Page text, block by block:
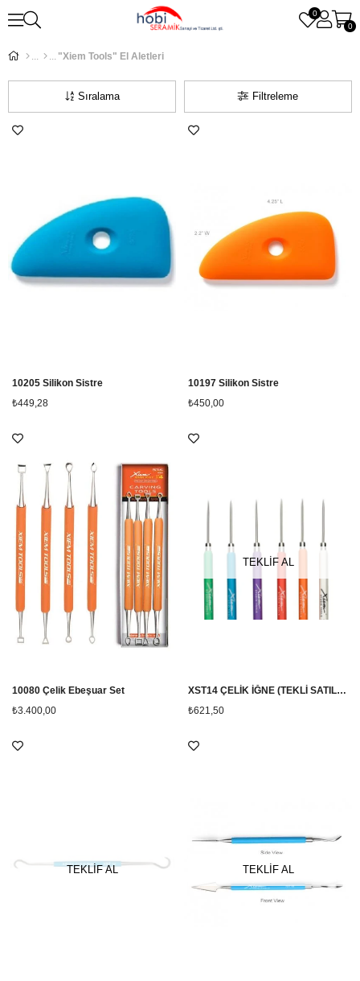
0
0
"Xiem Tools" El Aletleri
Filtreleme
Sıralama
10205 Silikon Sistre
₺449,28
10197 Silikon Sistre
₺450,00
10080 Çelik Ebeşuar Set
₺3.400,00
TEKLİF AL
XST14 ÇELİK İĞNE (TEKLİ SATILIR)
₺621,50
TEKLİF AL TEKLİF AL